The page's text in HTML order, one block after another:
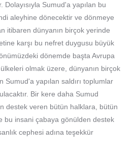
Dolayısıyla Sumud'a yapılan bu
aleyhine dönecektir ve dönmeye
itibaren dünyanın birçok yerinde
karşı bu nefret duygusu büyük
dönemde başta Avrupa
olmak üzere, dünyanın birçok
Sumud'a yapılan saldırı toplumlar
Bir kere daha Sumud
destek veren bütün halklara, bütün
bu insani çabaya gönülden destek
cephesi adına teşekkür